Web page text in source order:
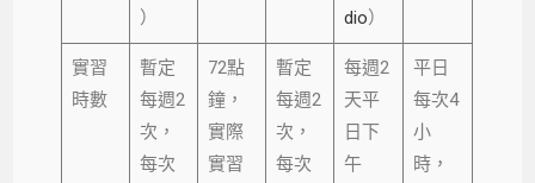
） dio）
實習
時數
暫定
每週2
次，
每次
72點
鐘，
實際
實習
暫定
每週2
次，
每次
每週2
天平
日下
午
平日
每次4
小
時，